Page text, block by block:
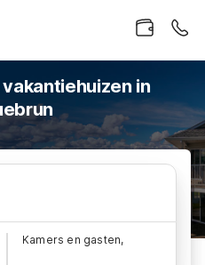
in
Kamers en gasten,